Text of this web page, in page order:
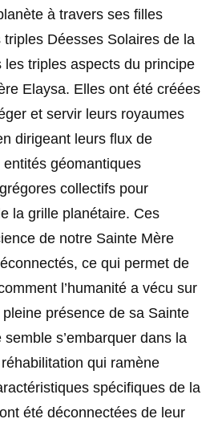
à travers ses filles
Déesses Solaires de la
les triples aspects du principe
Elaysa. Elles ont été créées
et servir leurs royaumes
dirigeant leurs flux de
géomantiques
collectifs pour
la grille planétaire. Ces
de notre Sainte Mère
ce qui permet de
l’humanité a vécu sur
présence de sa Sainte
s’embarquer dans la
qui ramène
spécifiques de la
été déconnectées de leur